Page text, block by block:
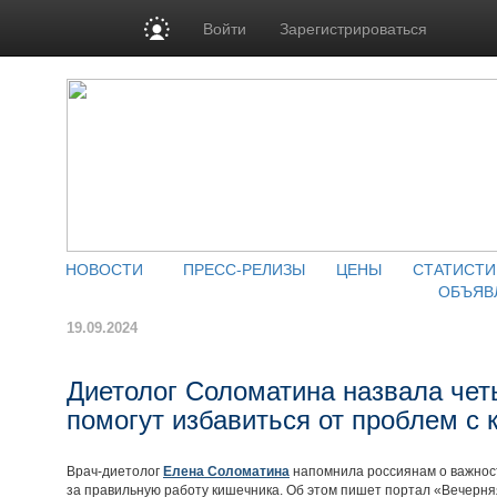
Войти Зарегистрироваться
НОВОСТИ ПРЕСС-РЕЛИЗЫ ЦЕНЫ
19.09.2024
Диетолог Соломатина назвала
помогут избавиться от проблем с
Врач-диетолог Елена Соломатина напомнила россиянам о
за правильную работу кишечника. Об этом пишет портал